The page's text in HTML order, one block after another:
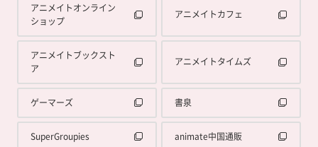
アニメイトオンライン
ショップ
アニメイトカフェ
アニメイトブックスト
ア
アニメイトタイムズ
ゲーマーズ 書泉
SuperGroupies animate中国通販